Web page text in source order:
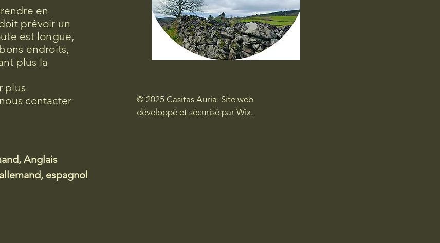
en
prévoir un
est longue,
endroits,
plus la
plus
contacter
Anglais
espagnol
© 2025 Casitas Auria. Site web
développé et sécurisé par Wix.